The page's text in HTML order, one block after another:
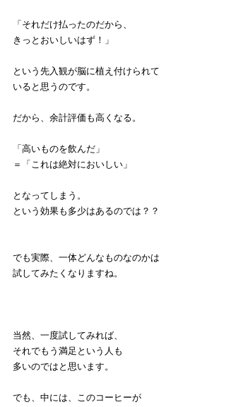
「それだけ払ったのだから、
きっとおいしいはず！」
という先入観が脳に植え付けられて
いると思うのです。
だから、余計評価も高くなる。
「高いものを飲んだ」
＝「これは絶対においしい」
となってしまう。
という効果も多少はあるのでは？？
でも実際、一体どんなものなのかは
試してみたくなりますね。
当然、一度試してみれば、
それでもう満足という人も
多いのではと思います。
でも、中には、このコーヒーが